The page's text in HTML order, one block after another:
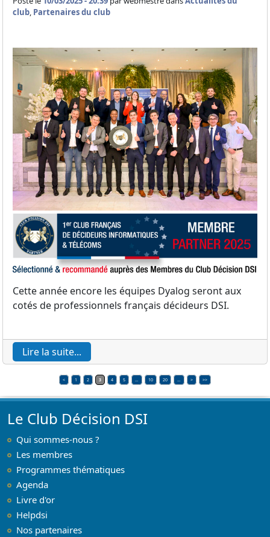
club, Partenaires du club
Cette année encore les équipes Dyalog seront aux
cotés de professionnels français décideurs DSI.
Lire la suite...
< 1 2 3 4 5 10 20 > >>
Le Club Décision DSI
Qui sommes-nous ?
Les membres
Programmes thématiques
Agenda
Livre d'or
Helpdsi
Nos partenaires